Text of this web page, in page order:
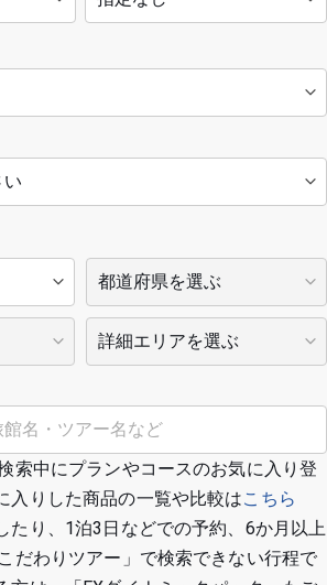
索中にプランやコースのお気に入り登
入りした商品の一覧や比較はこちら
り、1泊3日などでの予約、6か月以上
だわりツアー」で検索できない行程で